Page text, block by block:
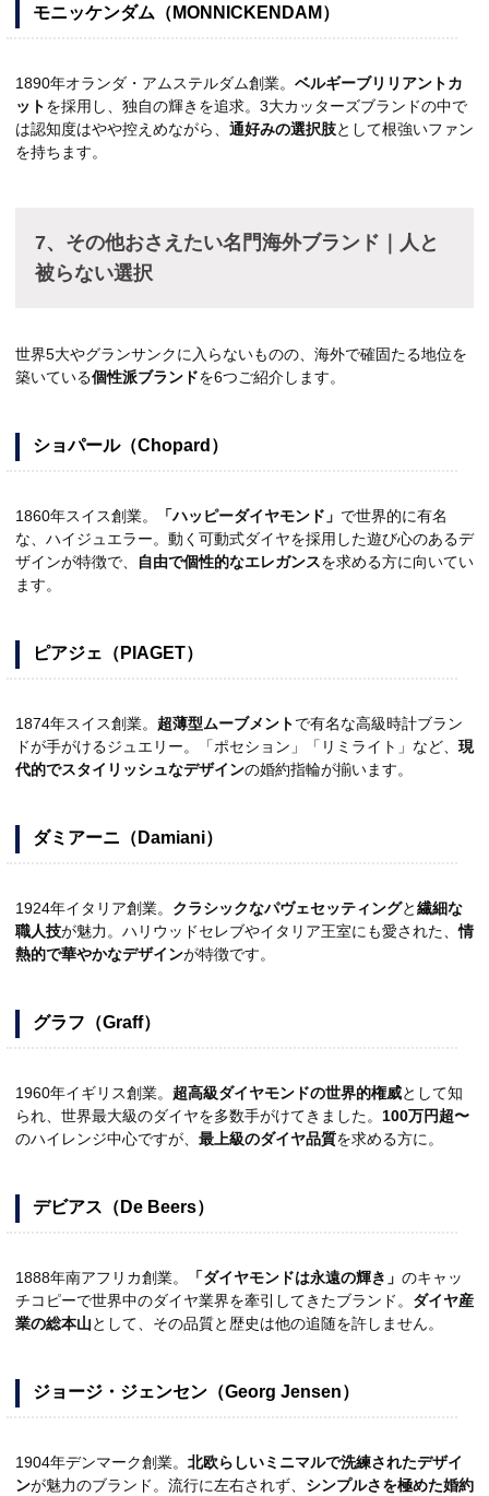
モニッケンダム（MONNICKENDAM）
1890年オランダ・アムステルダム創業。 ベルギーブリリアントカ
ットを採用し、独自の輝きを追求。3大カッターズブランドの中で
は認知度はやや控えめながら、 通好みの選択肢として根強いファン
を持ちます。
7、その他おさえたい名門海外ブランド｜人と
被らない選択
世界5大やグランサンクに入らないものの、海外で確固たる地位を
築いている個性派ブランドを6つご紹介します。
ショパール（Chopard）
1860年スイス創業。 「ハッピーダイヤモンド」 で世界的に有名
な、ハイジュエラー。動く可動式ダイヤを採用した遊び心のあるデ
ザインが特徴で、
自由で個性的なエレガンスを求める方に向いてい
ます。
ピアジェ（PIAGET）
1874年スイス創業。 超薄型ムーブメントで有名な高級時計ブラン
ドが手がけるジュエリー。「ポセション」「リミライト」など、 現
代的でスタイリッシュなデザインの婚約指輪が揃います。
ダミアーニ（Damiani）
1924年イタリア創業。 クラシックなパヴェセッティングと繊細な
職人技が魅力。ハリウッドセレブやイタリア王室にも愛された、情
熱的で華やかなデザインが特徴です。
グラフ（Graff）
1960年イギリス創業。 超高級ダイヤモンドの世界的権威として知
られ、世界最大級のダイヤを多数手がけてきました。 100万円超〜
のハイレンジ中心ですが、 最上級のダイヤ品質を求める方に。
デビアス（De Beers）
1888年南アフリカ創業。 「ダイヤモンドは永遠の輝き」 のキャッ
チコピーで世界中のダイヤ業界を牽引してきたブランド。 ダイヤ産
業の総本山として、その品質と歴史は他の追随を許しません。
ジョージ・ジェンセン（Georg Jensen）
1904年デンマーク創業。 北欧らしいミニマルで洗練されたデザイ
ンが魅力のブランド。流行に左右されず、 シンプルさを極めた婚約